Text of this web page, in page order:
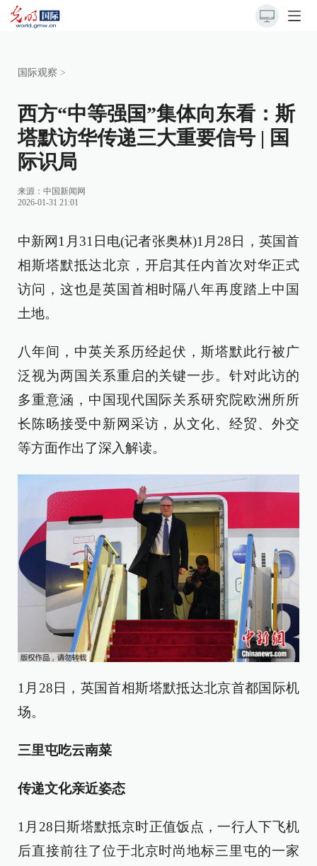
国际观察 >
西方“中等强国”集体向东看：斯
塔默访华传递三大重要信号 | 国
际识局
来源： 中国新闻网
2026-01-31 21:01
中新网1月31日电(记者张奥林)1月28日，英国首
相斯塔默抵达北京，开启其任内首次对华正式
访问，这也是英国首相时隔八年再度踏上中国
土地。
八年间，中英关系历经起伏，斯塔默此行被广
泛视为两国关系重启的关键一步。针对此访的
多重意涵，中国现代国际关系研究院欧洲所所
长陈旸接受中新网采访，从文化、经贸、外交
等方面作出了深入解读。
1月28日，英国首相斯塔默抵达北京首都国际机
场。
三里屯吃云南菜
传递文化亲近姿态
1月28日斯塔默抵京时正值饭点，一行人下飞机
后直接前往了位于北京时尚地标三里屯的一家